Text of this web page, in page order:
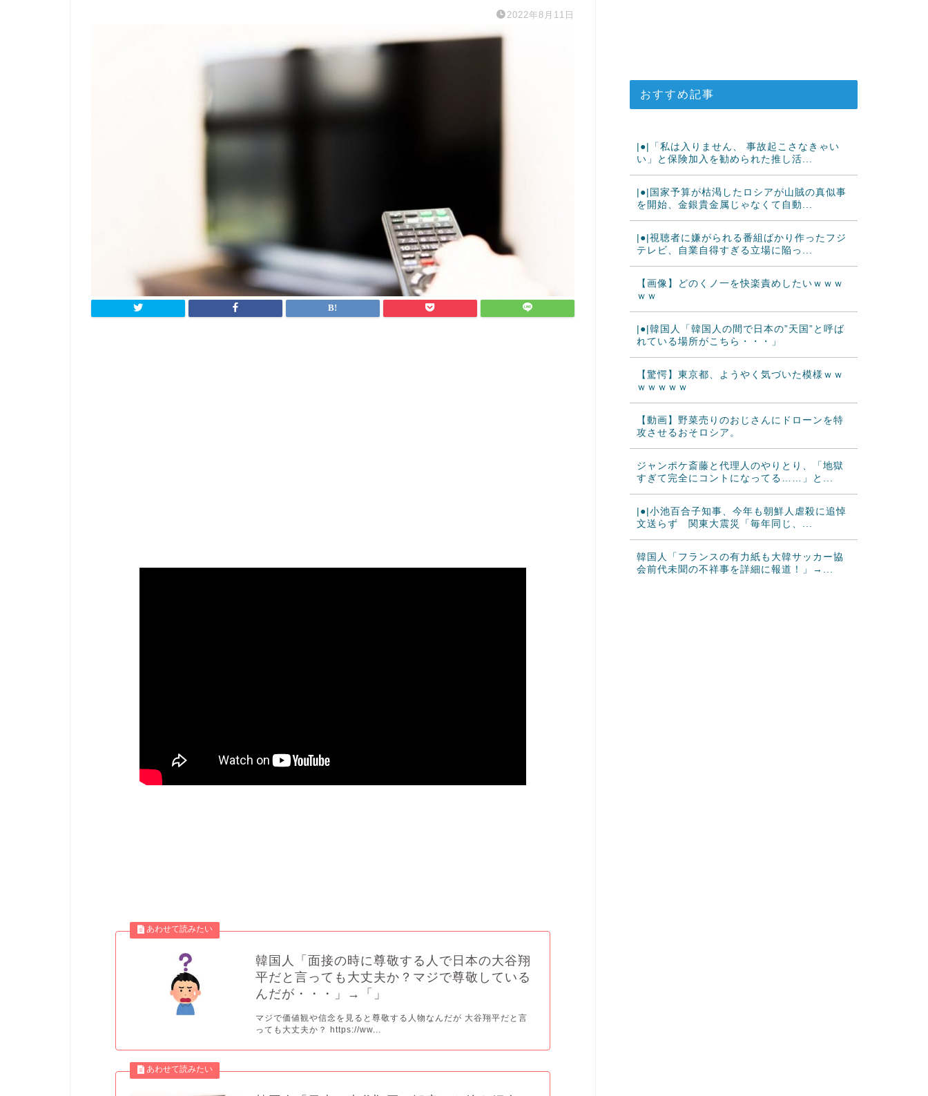
2022年8月11日
韓国人「面接の時に尊敬する人で日本の大谷翔
平だと言っても大丈夫か？マジで尊敬している
んだが・・・」→「」
マジで価値観や信念を見ると尊敬する人物なんだが 大谷翔平だと言
っても大丈夫か？ https://ww...
おすすめ記事
|●|「私は入りません、 事故起こさなきゃい
い」と保険加入を勧められた推し活...
|●|国家予算が枯渇したロシアが山賊の真似事
を開始、金銀貴金属じゃなくて自動...
|●|視聴者に嫌がられる番組ばかり作ったフジ
テレビ、自業自得すぎる立場に陥っ...
【画像】どのくノ一を快楽責めしたいｗｗｗ
ｗｗ
|●|韓国人「韓国人の間で日本の”天国”と呼ば
れている場所がこちら・・・」
【驚愕】東京都、ようやく気づいた模様ｗｗ
ｗｗｗｗｗ
【動画】野菜売りのおじさんにドローンを特
攻させるおそロシア。
ジャンポケ斎藤と代理人のやりとり、「地獄
すぎて完全にコントになってる……」と...
|●|小池百合子知事、今年も朝鮮人虐殺に追悼
文送らず 関東大震災「毎年同じ、...
韓国人「フランスの有力紙も大韓サッカー協
会前代未聞の不祥事を詳細に報道！」→...